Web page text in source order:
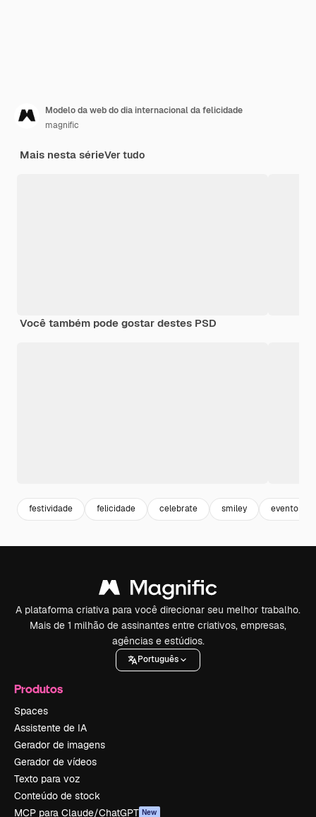
Modelo da web do dia internacional da felicidade
magnific
Mais nesta sérieVer tudo
Você também pode gostar destes PSD
festividade felicidade celebrate smiley evento
A plataforma criativa para você direcionar seu melhor trabalho.
Mais de 1 milhão de assinantes entre criativos, empresas,
agências e estúdios.
Português
Produtos
Spaces
Assistente de IA
Gerador de imagens
Gerador de vídeos
Texto para voz
Conteúdo de stock
MCP para Claude/ChatGPT New